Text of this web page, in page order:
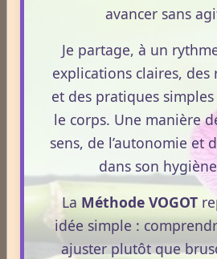
En France, le rébaudioside A,
La possibilité pour la France
édulcorant est soumise à la
européenne, la Directive
Chaque édulcorant, considéré
alimentaire, bénéficie d'un
(E950 à 962) et d'une DJA.
reprises, l'Agence Française de
des Aliments (Afssa) a émis le
puis le 11 décembre 2009,
avancer sans
Je partage, à un
explications claires, des
et des pratiques
le corps. Une manière
sens, de l’autonomie et
dans son
La Méthode VOGOT
idée simple :
ajuster plutôt que